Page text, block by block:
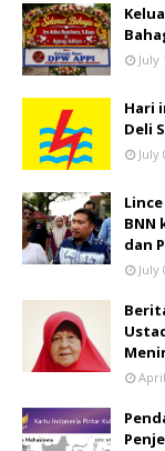
July
Hari
Deli
July
BNN
dan
July